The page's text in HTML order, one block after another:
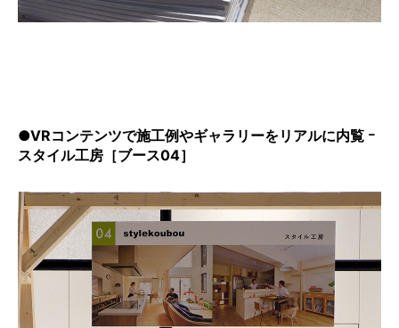
●VRコンテンツで施工例やギャラリーをリアルに内覧 ｰ
スタイル工房［ブース04］